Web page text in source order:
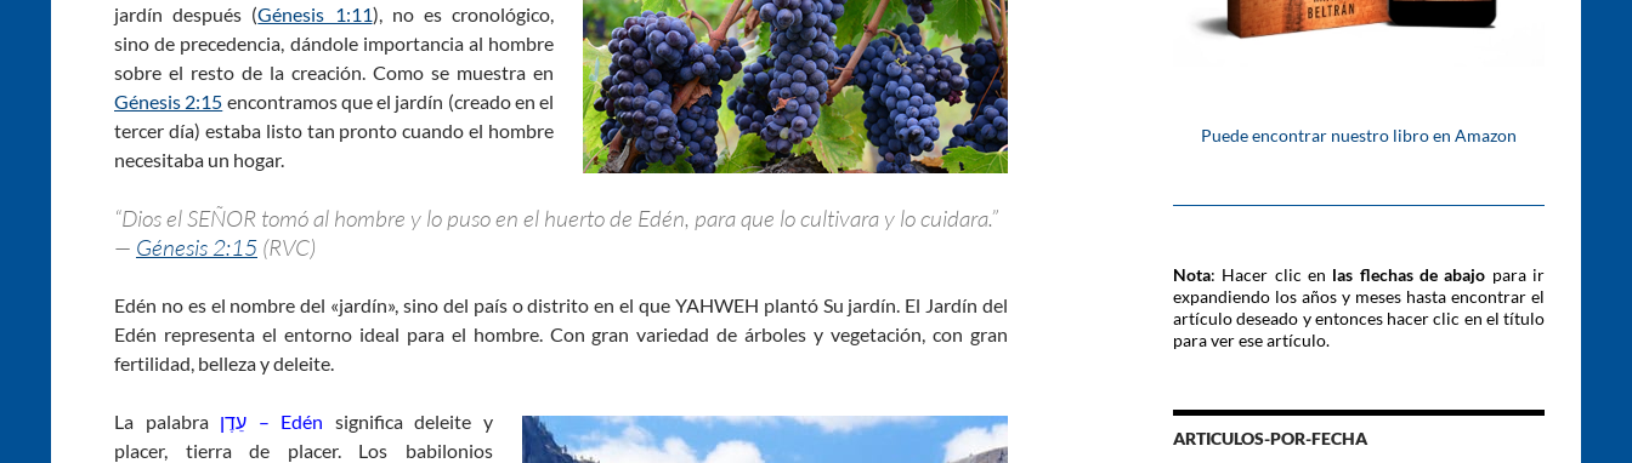
jardín después (Génesis 1:11), no es cronológico,
sino de precedencia, dándole importancia al hombre
sobre el resto de la creación. Como se muestra en
Génesis 2:15 encontramos que el jardín (creado en el
tercer día) estaba listo tan pronto cuando el hombre
necesitaba un hogar.
“Dios el SEÑOR tomó al hombre y lo puso en el huerto de Edén, para que lo cultivara y lo cuidara.”
— Génesis 2:15 (RVC)
Edén no es el nombre del «jardín», sino del país o distrito en el que YAHWEH plantó Su jardín. El Jardín del
Edén representa el entorno ideal para el hombre. Con gran variedad de árboles y vegetación, con gran
fertilidad, belleza y deleite.
La palabra עֵדֶן – Edén significa deleite y
placer, tierra de placer. Los babilonios
Puede encontrar nuestro libro en Amazon
Nota: Hacer clic en las flechas de abajo para ir
expandiendo los años y meses hasta encontrar el
artículo deseado y entonces hacer clic en el título
para ver ese artículo.
ARTICULOS-POR-FECHA